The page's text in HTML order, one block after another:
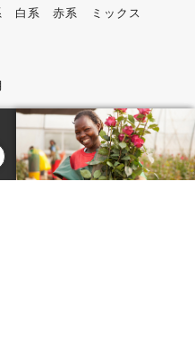
白系 赤系 ミックス